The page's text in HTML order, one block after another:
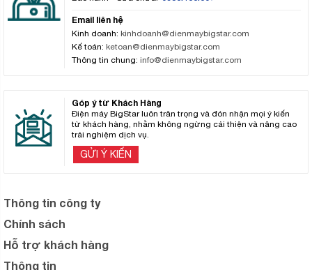
Email liên hệ
Kinh doanh: kinhdoanh@dienmaybigstar.com
Kế toán: ketoan@dienmaybigstar.com
Thông tin chung: info@dienmaybigstar.com
Góp ý từ Khách Hàng
Điện máy BigStar luôn trân trọng và đón nhận mọi ý kiến
từ khách hàng, nhằm không ngừng cải thiện và nâng cao
trải nghiệm dịch vụ.
GỬI Ý KIẾN
Thông tin công ty
Chính sách
Hỗ trợ khách hàng
Thông tin